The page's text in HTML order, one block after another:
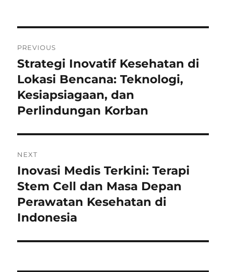
navigation
PREVIOUS
Previous
post:
Strategi Inovatif Kesehatan di
Lokasi Bencana: Teknologi,
Kesiapsiagaan, dan
Perlindungan Korban
NEXT
Next
post:
Inovasi Medis Terkini: Terapi
Stem Cell dan Masa Depan
Perawatan Kesehatan di
Indonesia